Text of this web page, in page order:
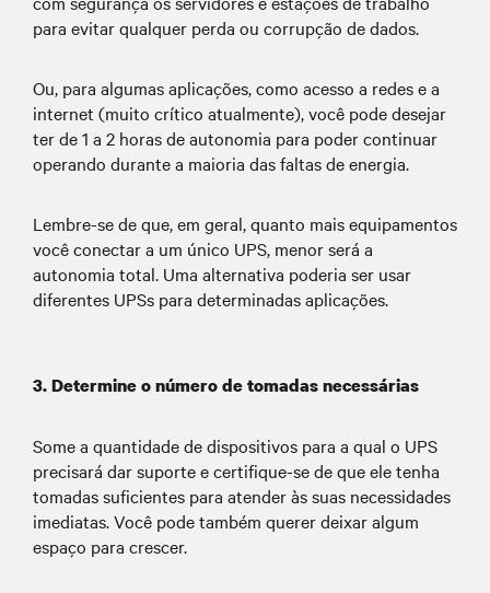
para evitar qualquer perda ou corrupção de dados.
Ou, para algumas aplicações, como acesso a redes e a
internet (muito crítico atualmente), você pode desejar
ter de 1 a 2 horas de autonomia para poder continuar
operando durante a maioria das faltas de energia.
Lembre-se de que, em geral, quanto mais equipamentos
você conectar a um único UPS, menor será a
autonomia total. Uma alternativa poderia ser usar
diferentes UPSs para determinadas aplicações.
3. Determine o número de tomadas necessárias
Some a quantidade de dispositivos para a qual o UPS
precisará dar suporte e certifique-se de que ele tenha
tomadas suficientes para atender às suas necessidades
imediatas. Você pode também querer deixar algum
espaço para crescer.